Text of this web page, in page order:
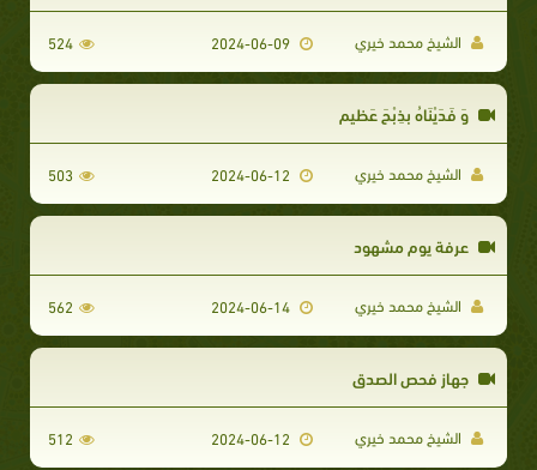
الشيخ محمد خيري 2024-06-09
524
وَ فَدَيْنَاهُ بذِبْحَ عَظيم
الشيخ محمد خيري 503
عرفة يوم مشهود
الشيخ محمد خيري 2024-06-14
562
جهاز فحص الصدق
الشيخ محمد خيري 512